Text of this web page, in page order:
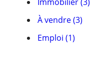
À vendre (3)
Emploi (1)